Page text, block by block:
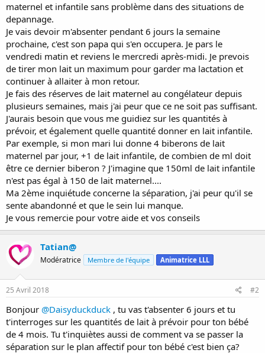
maternel et infantile sans problème dans des situations de
depannage.
Je vais devoir m'absenter pendant 6 jours la semaine
prochaine, c'est son papa qui s'en occupera. Je pars le
vendredi matin et reviens le mercredi après-midi. Je prevois
de tirer mon lait un maximum pour garder ma lactation et
continuer à allaiter à mon retour.
Je fais des réserves de lait maternel au congélateur depuis
plusieurs semaines, mais j'ai peur que ce ne soit pas suffisant.
J'aurais besoin que vous me guidiez sur les quantités à
prévoir, et également quelle quantité donner en lait infantile.
Par exemple, si mon mari lui donne 4 biberons de lait
maternel par jour, +1 de lait infantile, de combien de ml doit
être ce dernier biberon ? J'imagine que 150ml de lait infantile
n'est pas égal à 150 de lait maternel....
Ma 2ème inquiétude concerne la séparation, j'ai peur qu'il se
sente abandonné et que le sein lui manque.
Je vous remercie pour votre aide et vos conseils
Tatian@
Modératrice Membre de l'équipe Animatrice LLL
25 Avril 2018 #2
Bonjour @Daisyduckduck , tu vas t'absenter 6 jours et tu
t'interroges sur les quantités de lait à prévoir pour ton bébé
de 4 mois. Tu t'inquiètes aussi de comment va se passer la
séparation sur le plan affectif pour ton bébé c'est bien ça?